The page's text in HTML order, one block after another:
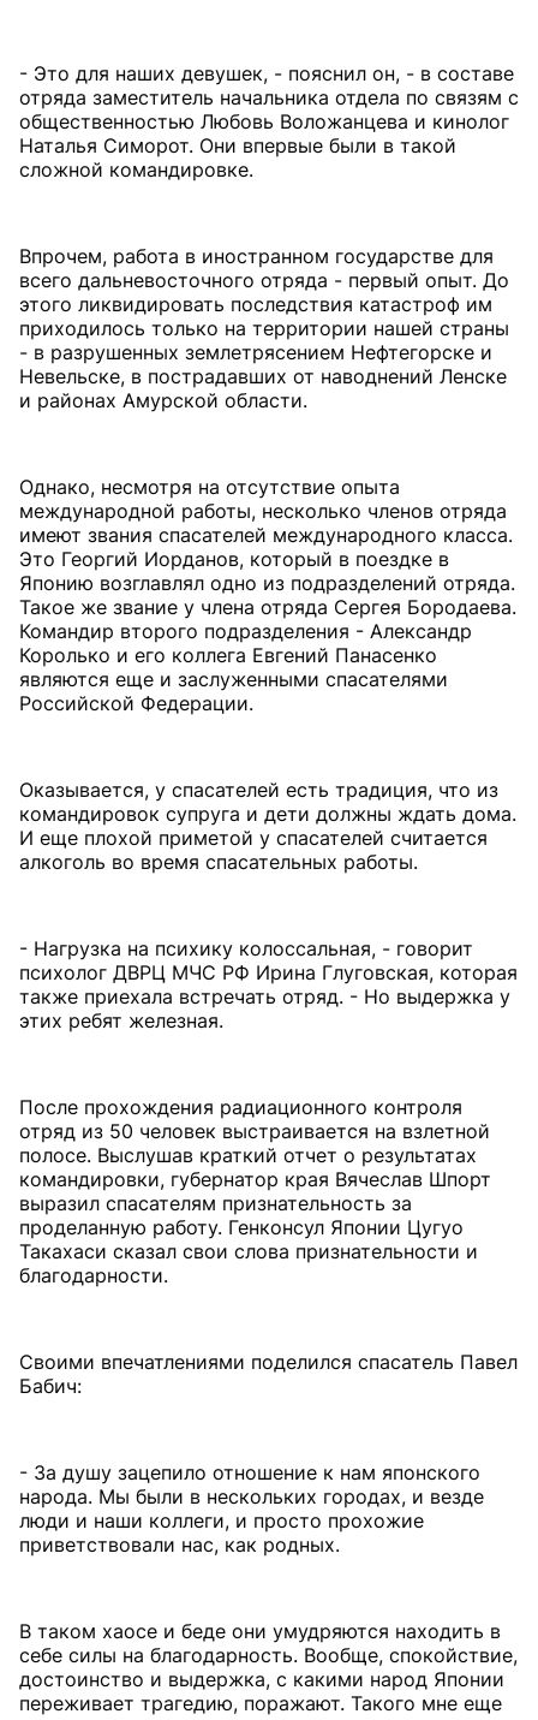
- Это для наших девушек, - пояснил он, - в составе
отряда заместитель начальника отдела по связям с
общественностью Любовь Воложанцева и кинолог
Наталья Симорот. Они впервые были в такой
сложной командировке.
Впрочем, работа в иностранном государстве для
всего дальневосточного отряда - первый опыт. До
этого ликвидировать последствия катастроф им
приходилось только на территории нашей страны
- в разрушенных землетрясением Нефтегорске и
Невельске, в пострадавших от наводнений Ленске
и районах Амурской области.
Однако, несмотря на отсутствие опыта
международной работы, несколько членов отряда
имеют звания спасателей международного класса.
Это Георгий Иорданов, который в поездке в
Японию возглавлял одно из подразделений отряда.
Такое же звание у члена отряда Сергея Бородаева.
Командир второго подразделения - Александр
Королько и его коллега Евгений Панасенко
являются еще и заслуженными спасателями
Российской Федерации.
Оказывается, у спасателей есть традиция, что из
командировок супруга и дети должны ждать дома.
И еще плохой приметой у спасателей считается
алкоголь во время спасательных работы.
- Нагрузка на психику колоссальная, - говорит
психолог ДВРЦ МЧС РФ Ирина Глуговская, которая
также приехала встречать отряд. - Но выдержка у
этих ребят железная.
После прохождения радиационного контроля
отряд из 50 человек выстраивается на взлетной
полосе. Выслушав краткий отчет о результатах
командировки, губернатор края Вячеслав Шпорт
выразил спасателям признательность за
проделанную работу. Генконсул Японии Цугуо
Такахаси сказал свои слова признательности и
благодарности.
Своими впечатлениями поделился спасатель Павел
Бабич:
- За душу зацепило отношение к нам японского
народа. Мы были в нескольких городах, и везде
люди и наши коллеги, и просто прохожие
приветствовали нас, как родных.
В таком хаосе и беде они умудряются находить в
себе силы на благодарность. Вообще, спокойствие,
достоинство и выдержка, с какими народ Японии
переживает трагедию, поражают. Такого мне еще